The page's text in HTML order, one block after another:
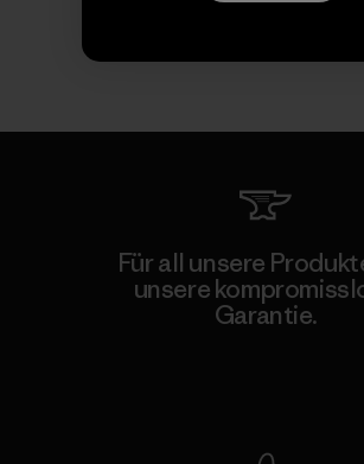
Für all unsere
unsere
Garantie.